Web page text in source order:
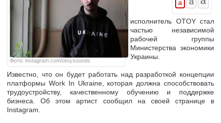
Фото: instagram.com/otoysounds
исполнитель OTOY стал
частью независимой
рабочей группы
Министерства экономики
Украины.
Известно, что он будет работать над разработкой концепции
платформы Work In Ukraine, которая должна способствовать
трудоустройству, качественному обучению и поддержке
бизнеса. Об этом артист сообщил на своей странице в
Instagram.